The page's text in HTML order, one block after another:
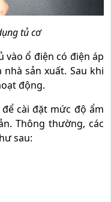
tủ cơ
vào ổ điện có điện áp
sản xuất. Sau khi
động.
cài đặt mức độ ẩm
Thông thường, các
sau: